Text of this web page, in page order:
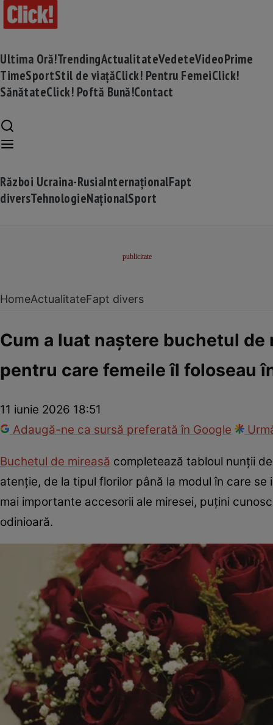
Ultima Oră!TrendingActualitateVedeteVideoPrime
TimeSportStil de viațăClick! Pentru FemeiClick!
SănătateClick! Poftă Bună!Contact
Război Ucraina-RusiaInternaționalFapt
diversTehnologieNaționalSport
HomeActualitateFapt divers
Cum a luat naștere buchetul
pentru care femeile îl foloseau
11 iunie 2026 18:51
Adaugă-ne ca sursă preferată în Google
Buchetul de mireasă completează tabloul nunții
atenție, de la tipul florilor până la modul în care
mai importante accesorii ale miresei, puțini
odinioară.